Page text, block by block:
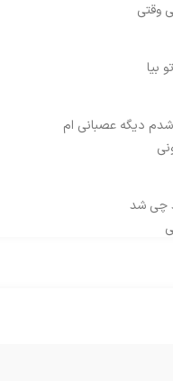
وقتی
بیا
دیگه عصبانی ام
چی شد